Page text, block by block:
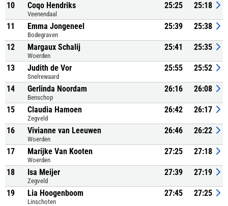
10 Coqo Hendriks
Veenendaal
25:25 25:18
11 Emma Jongeneel
Bodegraven
25:39 25:38
12 Margaux Schalij
Woerden
25:41 25:35
13 Judith de Vor
Snelrewaard
25:55 25:52
14 Gerlinda Noordam
Benschop
26:16 26:08
15 Claudia Hamoen
Zegveld
26:42 26:17
16 Vivianne van Leeuwen
Woerden
26:46 26:22
17 Marijke Van Kooten
Woerden
27:25 27:18
18 Isa Meijer
Zegveld
27:39 27:19
19 Lia Hoogenboom
Linschoten
27:45 27:25